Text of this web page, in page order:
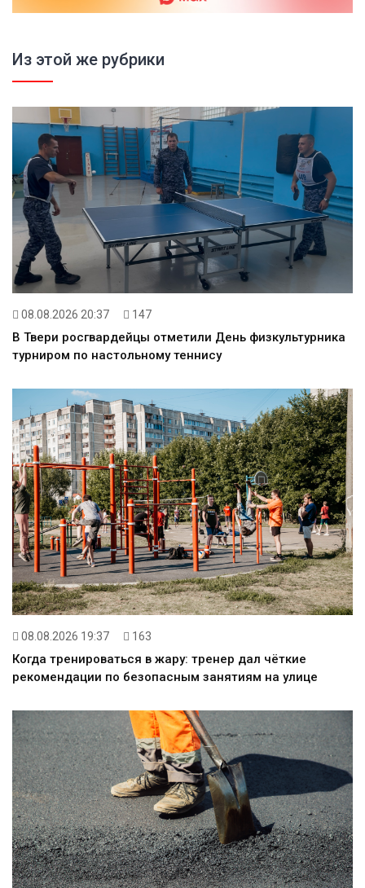
Из этой же рубрики
08.08.2026 20:37 147
В Твери росгвардейцы отметили День физкультурника
турниром по настольному теннису
08.08.2026 19:37 163
Когда тренироваться в жару: тренер дал чёткие
рекомендации по безопасным занятиям на улице